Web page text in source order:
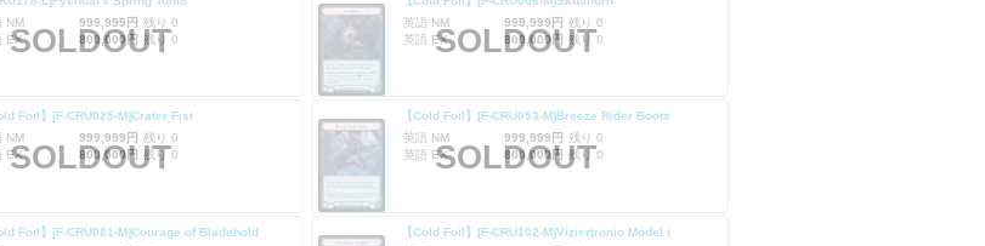
NM
999,999円 残り 0
EX
800,000円 残り 0
SOLDOUT
英語 NM
999,999円 残り 0
英語 EX
800,000円 残り 0
SOLDOUT
Foil】[F-CRU025-M]Crater Fist
NM
999,999円 残り 0
EX
800,000円 残り 0
SOLDOUT
【Cold Foil】[F-CRU053-M]Breeze Rider Boots
英語 NM
999,999円 残り 0
英語 EX
800,000円 残り 0
SOLDOUT
Foil】[F-CRU081-M]Courage of Bladehold
【Cold Foil】[F-CRU102-M]Viziertronic Model i